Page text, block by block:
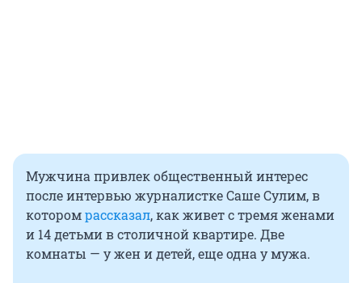
Мужчина привлек общественный интерес
после интервью журналистке Саше Сулим, в
которомрассказал, как живет с тремя женами
и 14 детьми в столичной квартире. Две
комнаты — у жен и детей, еще одна у мужа.